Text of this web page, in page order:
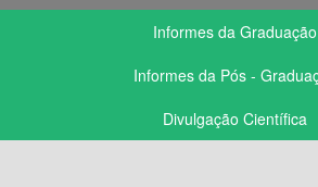
Informes da Graduação
Informes da Pós -
Divulgação Científica